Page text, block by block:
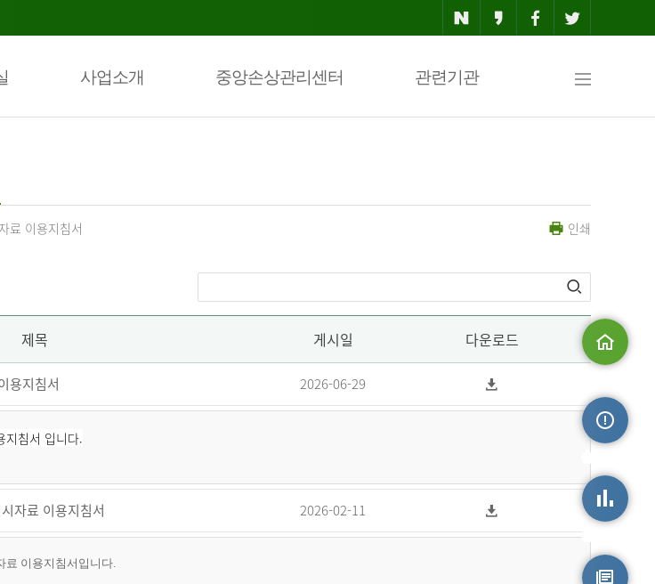
사업소개 중앙손상관리센터 관련기관
맵
료 이용지침서 인쇄
제목 게시일 다운로드
용지침서 2026-06-29
지침서 입니다.
자료 이용지침서 2026-02-11
료 이용지침서입니다.
손상정보